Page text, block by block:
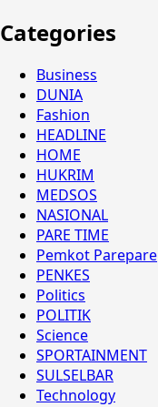
Categories
Business
DUNIA
Fashion
HEADLINE
HOME
HUKRIM
MEDSOS
NASIONAL
PARE TIME
Pemkot Parepare
PENKES
Politics
POLITIK
Science
SPORTAINMENT
SULSELBAR
Technology